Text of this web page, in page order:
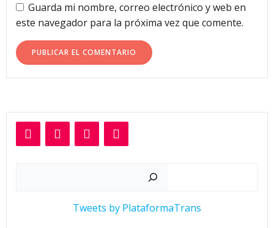
Guarda mi nombre, correo electrónico y web en
este navegador para la próxima vez que comente.
Tweets by PlataformaTrans